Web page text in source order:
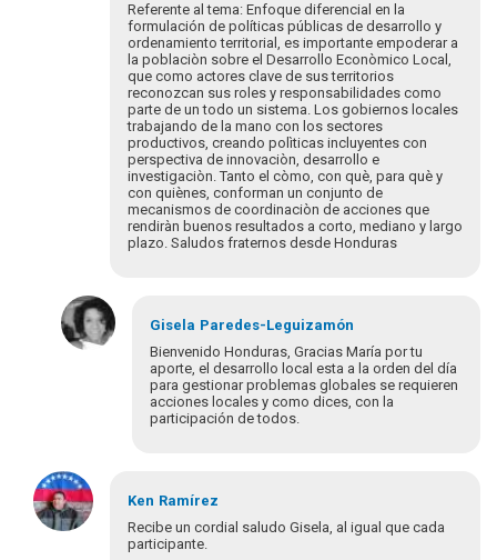
Referente al tema: Enfoque diferencial en la
formulación de políticas públicas de desarrollo y
ordenamiento territorial, es importante empoderar a
la poblaciòn sobre el Desarrollo Econòmico Local,
que como actores clave de sus territorios
reconozcan sus roles y responsabilidades como
parte de un todo un sistema. Los gobiernos locales
trabajando de la mano con los sectores
productivos, creando polìticas incluyentes con
perspectiva de innovaciòn, desarrollo e
investigaciòn. Tanto el còmo, con què, para què y
con quiènes, conforman un conjunto de
mecanismos de coordinaciòn de acciones que
rendiràn buenos resultados a corto, mediano y largo
plazo. Saludos fraternos desde Honduras
Gisela Paredes-Leguizamón
Bienvenido Honduras, Gracias María por tu
aporte, el desarrollo local esta a la orden del día
para gestionar problemas globales se requieren
acciones locales y como dices, con la
participación de todos.
Em
resposta
à
Ken Ramírez
Recibe un cordial saludo Gisela, al igual que cada
participante.